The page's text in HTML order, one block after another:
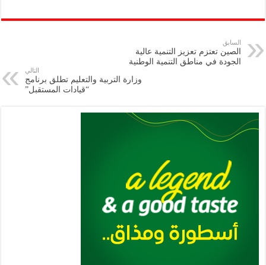
p
y
Li
eb
k
tt
nt
at
A
p
gr
ai
ar
السابق
الصين تعتزم تعزيز التنمية عالية
الجودة في مناطق التنمية الوطنية
التالي
وزارة التربية والتعليم تطلق برنامج
“قيادات المستقبل”